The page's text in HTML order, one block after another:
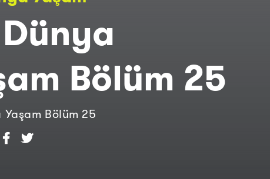
Kültür
Bölüm 25
Yaşam Bölüm 25